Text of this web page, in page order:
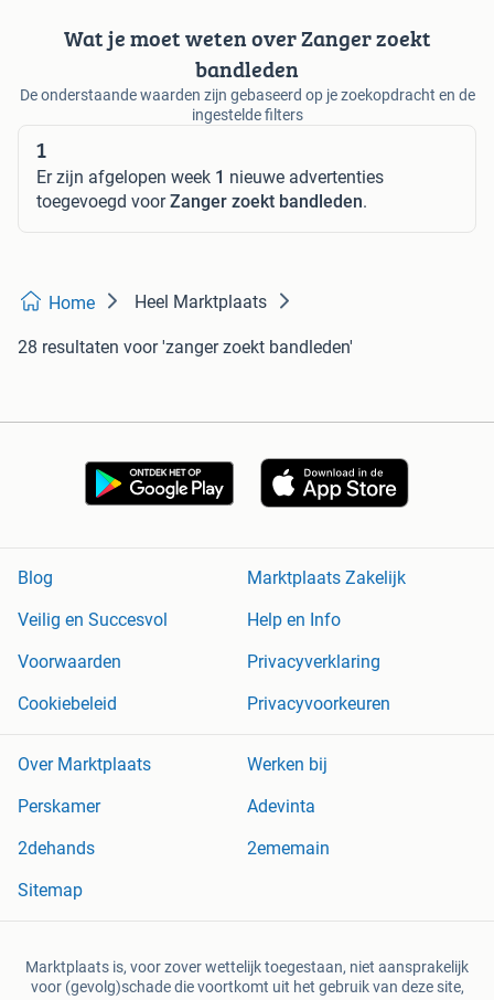
Wat je moet weten over Zanger zoekt
bandleden
De onderstaande waarden zijn gebaseerd op je zoekopdracht en de
ingestelde filters
1
Er zijn afgelopen week 1 nieuwe advertenties
toegevoegd voorZanger zoekt bandleden.
Home Heel Marktplaats
28 resultaten voor 'zanger zoekt bandleden'
Blog
Marktplaats Zakelijk
Veilig en Succesvol
Help en Info
Voorwaarden
Privacyverklaring
Cookiebeleid
Privacyvoorkeuren
Over Marktplaats
Werken bij
Perskamer
Adevinta
2dehands
2ememain
Sitemap
Marktplaats is, voor zover wettelijk toegestaan, niet aansprakelijk
voor (gevolg)schade die voortkomt uit het gebruik van deze site,